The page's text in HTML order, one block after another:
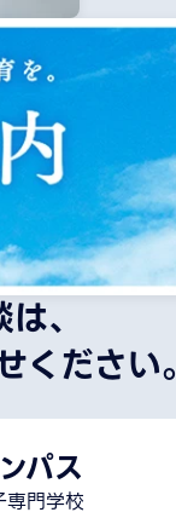
、
ださい。
パス
専門学校